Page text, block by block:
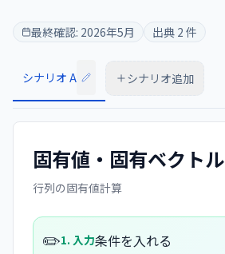
最終確認: 2026年5月 出典 2 件
シナリオ A シナリオ追加
固有値・固有ベクトル
行列の固有値計算
✏️1. 入力条件を入れる